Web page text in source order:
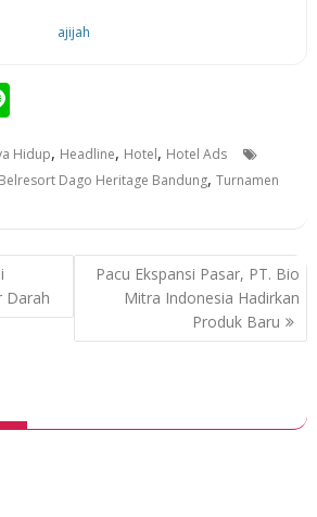
ajijah
e
Hidup, Headline, Hotel, Hotel Ads
Dago Heritage Bandung,Turnamen
Darah
Pacu Ekspansi Pasar, PT. Bio
Mitra Indonesia Hadirkan
Produk Baru